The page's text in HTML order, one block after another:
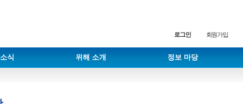
로그인 회원가입
식 위해 소개 정보 마당